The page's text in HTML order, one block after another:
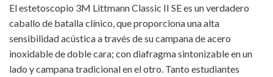
El estetoscopio 3M Littmann Classic II SE es un verdadero
caballo de batalla clínico, que proporciona una alta
sensibilidad acústica a través de su campana de acero
inoxidable de doble cara; con diafragma sintonizable en un
lado y campana tradicional en el otro. Tanto estudiantes